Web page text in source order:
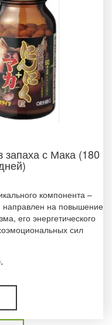
запаха с Мака (180
компонента –
направлен на повышение
его энергетического
сил